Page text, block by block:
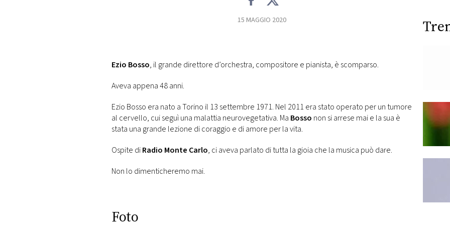
15 MAGGIO 2020
Ezio Bosso, il grande direttore d’orchestra, compositore e pianista, è scomparso.
Aveva appena 48 anni.
Ezio Bosso era nato a Torino il 13 settembre 1971. Nel 2011 era stato operato per un tumore
al cervello, cui seguì una malattia neurovegetativa. Ma Bosso non si arrese mai e la sua è
stata una grande lezione di coraggio e di amore per la vita.
Ospite diRadio Monte Carlo, ci aveva parlato di tutta la gioia che la musica può dare.
Non lo dimenticheremo mai.
Foto